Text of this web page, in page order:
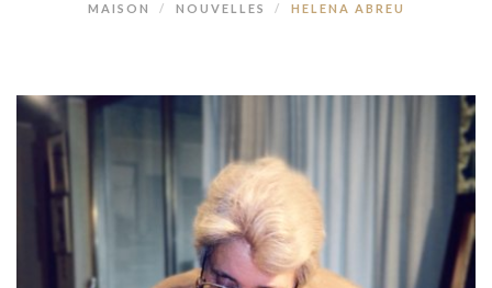
MAISON NOUVELLES HELENA ABREU